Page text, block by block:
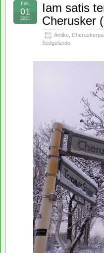
Iam satis
Cherusker
Antike
Südgelände
Feb.
01
2021